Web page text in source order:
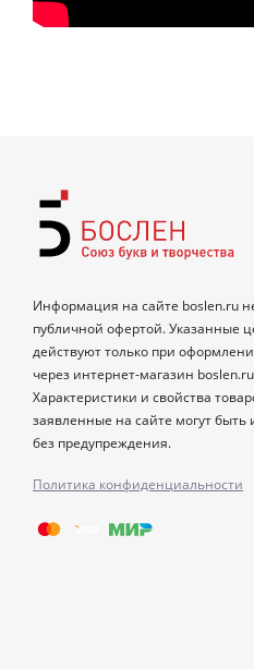
Информация на сайте boslen.ru
публичной офертой. Указанные
действуют только при
через интернет-магазин
Характеристики и свойства
заявленные на сайте могут
без предупреждения.
Политика конфиденциальности